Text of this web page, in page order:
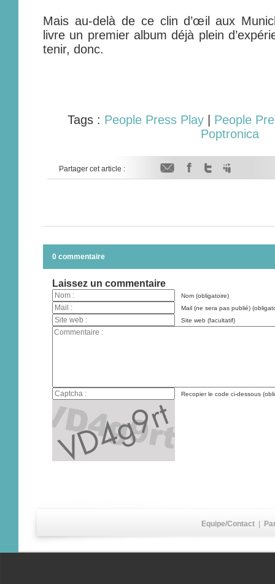
Mais au-delà de ce clin d’œil aux
livre un premier album déjà plein
tenir, donc.
Tags : People Press Play| People
Poptronica
Partager cet article :
0 commentaire
Laissez un commentaire
Nom (obligatoire)
Mail (ne sera pas publié)
Site web (facultatif)
Recopier le code ci-dessous
Equipe/Contact